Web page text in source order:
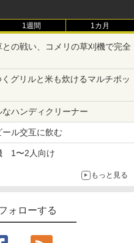
1週間 1カ月
との戦い、コメリの草刈機で完全
グリルと米も炊けるマルチポッ
ハンディクリーナー
ール交互に飲む
1〜2人向け
もっと見る
ォローする